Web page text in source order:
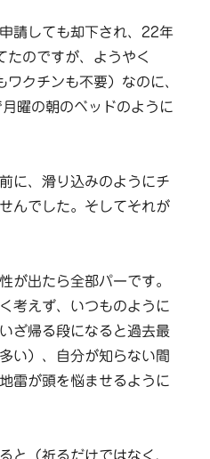
請しても却下され、22年
たのですが、ようやく
クチンも不要）なのに、
曜の朝のベッドのように
に、滑り込みのようにチ
んでした。そしてそれが
が出たら全部パーです。
考えず、いつものように
ざ帰る段になると過去最
い）、自分が知らない間
雷が頭を悩ませるように
と（祈るだけではなく、